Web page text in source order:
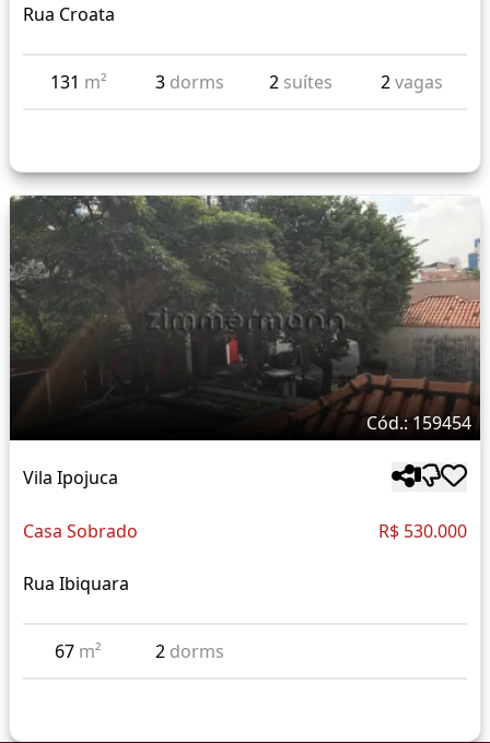
Rua Croata
131 m² 3 dorms 2 suítes 2vagas
Cód.: 159454
Vila Ipojuca
Casa Sobrado R$ 530.000
Rua Ibiquara
67 m² 2 dorms